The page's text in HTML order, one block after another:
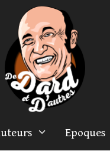
Epoques